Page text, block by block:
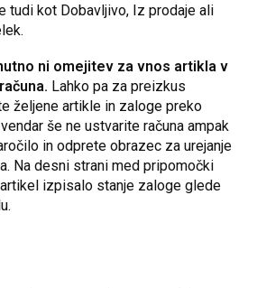
tudi kot Dobavljivo, Iz prodaje ali
ni omejitev za vnos artikla v
Lahko pa za preizkus
željene artikle in zaloge preko
še ne ustvarite računa ampak
in odprete obrazec za urejanje
Na desni strani med pripomočki
izpisalo stanje zaloge glede